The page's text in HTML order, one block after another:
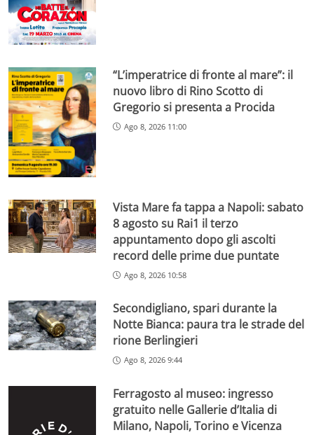
“L’imperatrice di fronte al mare”: il
nuovo libro di Rino Scotto di
Gregorio si presenta a Procida
Ago 8, 2026 11:00
Vista Mare fa tappa a Napoli: sabato
8 agosto su Rai1 il terzo
appuntamento dopo gli ascolti
record delle prime due puntate
Ago 8, 2026 10:58
Secondigliano, spari durante la
Notte Bianca: paura tra le strade del
rione Berlingieri
Ago 8, 2026 9:44
Ferragosto al museo: ingresso
gratuito nelle Gallerie d’Italia di
Milano, Napoli, Torino e Vicenza